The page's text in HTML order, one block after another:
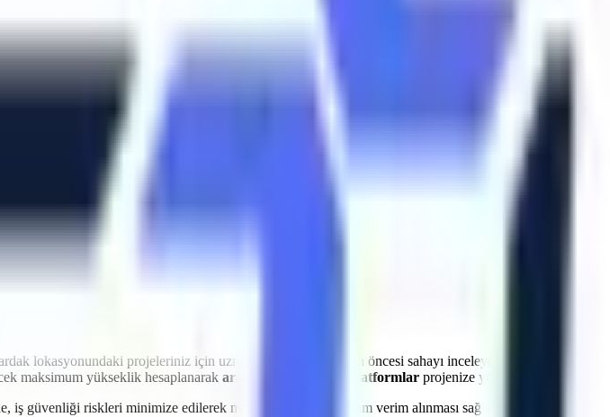
standartlara uygun olmasıdır.
süreçlerinde Artı Platform, her kiralama
tarafından periyodik olarak muayene edilmektedir ve CE / EN280 sertifikasyonuna
sensörleri, eğim alarmları ve acil indirme valfleri ile donatılmıştır.
ve özel nakliye filomuzla
olmasını sağlayarak olası maliyet kayıplarının önüne geçiyoruz.
lokasyonundaki projeleriniz için uzman ekibimiz, kiralama öncesi sahayı inceleyerek en uygun
maksimum yükseklik hesaplanarak araziye uygun güçlü platformlar projenize yönlendirilir.
güvenliği riskleri minimize edilerek makinelerden maksimum verim alınması sağlanır.